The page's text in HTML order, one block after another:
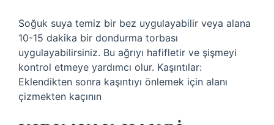
Soğuk suya temiz bir bez uygulayabilir veya alana
10-15 dakika bir dondurma torbası
uygulayabilirsiniz. Bu ağrıyı hafifletir ve şişmeyi
kontrol etmeye yardımcı olur. Kaşıntılar:
Eklendikten sonra kaşıntıyı önlemek için alanı
çizmekten kaçının